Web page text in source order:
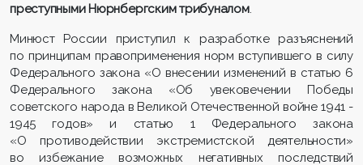
преступными Нюрнбергским трибуналом.
Минюст России приступил к разработке разъяснений
по принципам правоприменения норм вступившего в силу
Федерального закона «О внесении изменений в статью 6
Федерального закона «Об увековечении Победы
советского народа в Великой Отечественной войне 1941 -
1945 годов» и статью 1 Федерального закона
«О противодействии экстремистской деятельности»
во избежание возможных негативных последствий